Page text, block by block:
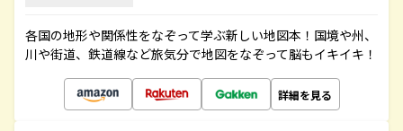
各国の地形や関係性をなぞって学ぶ新しい地図本！国境や州、
川や街道、鉄道線など旅気分で地図をなぞって脳もイキイキ！
詳細を見る